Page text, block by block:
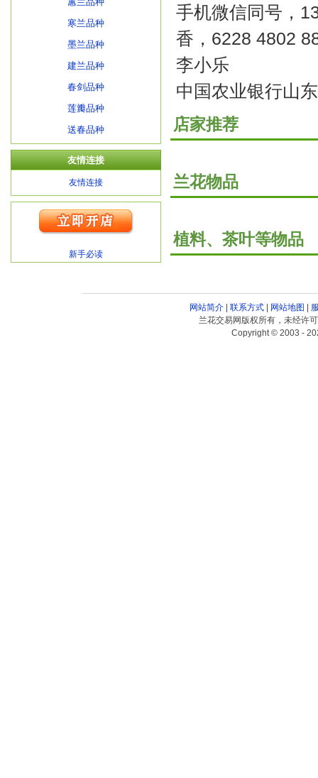
寒兰品种
墨兰品种
建兰品种
春剑品种
莲瓣品种
送春品种
友情连接
友情连接
新手必读
手机微信同号，
香，6228 4802
李小乐
中国农业银行山
店家推荐
兰花物品
植料、茶叶等物品
网站简介| 联系方式| 网站地图 |
兰花交易网版权所有，未经许
Copyright © 2003 -